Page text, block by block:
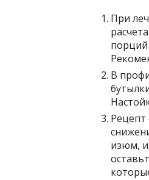
При
порций
В
Рецепт
изюм,